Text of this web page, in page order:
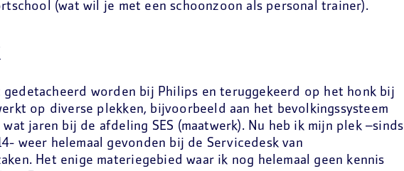
(wat wil je met een schoonzoon als personal trainer).
gedetacheerd worden bij Philips en teruggekeerd op het honk bij
op diverse plekken, bijvoorbeeld aan het bevolkingssysteem
jaren bij de afdeling SES (maatwerk). Nu heb ik mijn plek –sinds
weer helemaal gevonden bij de Servicedesk van
Het enige materiegebied waar ik nog helemaal geen kennis